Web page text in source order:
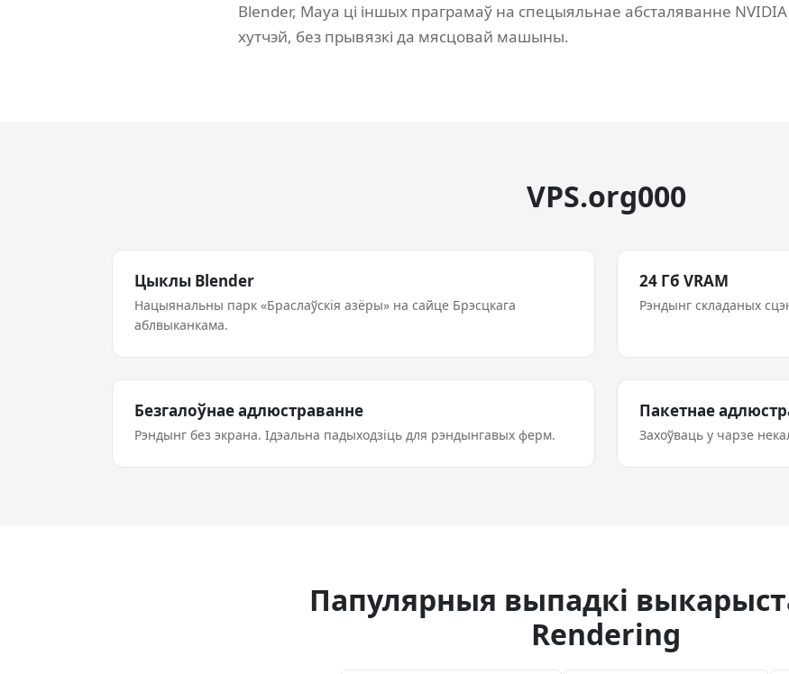
Blender, Maya ці іншых праграмаў на спецыяльнае абсталяванне
хутчэй, без прывязкі да мясцовай машыны.
VPS.org000
Цыклы Blender
Нацыянальны парк «Браслаўскія азёры» на сайце Брэсцкага
аблвыканкама.
24 Гб VRAM
Рэндынг складаных
Безгалоўнае адлюстраванне
Рэндынг без экрана. Ідэальна падыходзіць для рэндынгавых ферм.
Пакетнае
Захоўваць у чарзе
Папулярныя выпадкі
Rendering